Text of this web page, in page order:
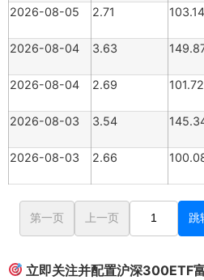
2026-08-05
2.71
2026-08-04
3.63
2026-08-04
2.69
2026-08-03
3.54
2026-08-03
2.66
第一页 上一页 跳
立即关注并配置沪深300ETF